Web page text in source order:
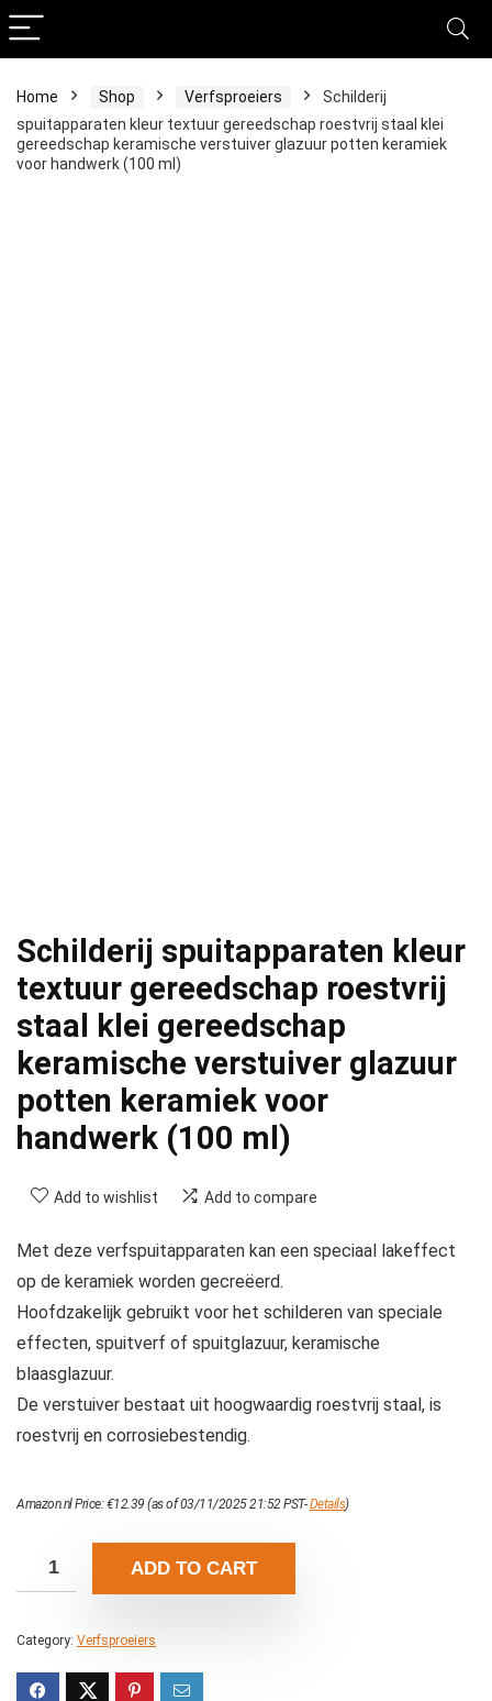
Home Shop Verfsproeiers
Schilderij
spuitapparaten kleur textuur gereedschap roestvrij staal klei
gereedschap keramische verstuiver glazuur potten keramiek
voor handwerk (100 ml)
Schilderij spuitapparaten kleur
textuur gereedschap roestvrij
staal klei gereedschap
keramische verstuiver glazuur
potten keramiek voor
handwerk (100 ml)
Add to wishlist Add to compare
Met deze verfspuitapparaten kan een speciaal lakeffect
op de keramiek worden gecreëerd.
Hoofdzakelijk gebruikt voor het schilderen van speciale
effecten, spuitverf of spuitglazuur, keramische
blaasglazuur.
De verstuiver bestaat uit hoogwaardig roestvrij staal, is
roestvrij en corrosiebestendig.
Amazon.nl Price:€12.39 (as of 03/11/2025 21:52 PST-Details)
ADD TO CART
Category: Verfsproeiers